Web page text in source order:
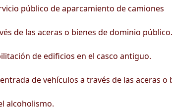
público de aparcamiento de camiones
de las aceras o bienes de dominio público.
de edificios en el casco antiguo.
de vehículos a través de las aceras
alcoholismo.